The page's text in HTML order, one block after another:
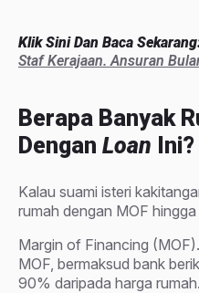
Klik Sini Dan Baca
Staf Kerajaan. Ansuran
Berapa Banyak
Dengan Loan Ini?
Kalau suami isteri
rumah dengan MOF
Margin of Financing
MOF, bermaksud bank
90% daripada harga rumah.